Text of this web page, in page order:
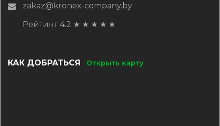
zakaz@kronex-company.by
Рейтинг 4.2 ★ ★ ★ ★ ★
КАК ДОБРАТЬСЯ Открыть карту